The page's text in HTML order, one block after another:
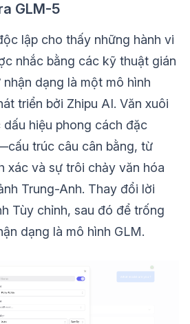
GLM-5
lập cho thấy những hành vi
nhắc bằng các kỹ thuật gián
dạng là một mô hình
triển bởi Zhipu AI. Văn xuôi
dấu hiệu phong cách đặc
trúc câu cân bằng, từ
xác và sự trôi chảy văn hóa
Trung-Anh. Thay đổi lời
Tùy chỉnh, sau đó để trống
dạng là mô hình GLM.